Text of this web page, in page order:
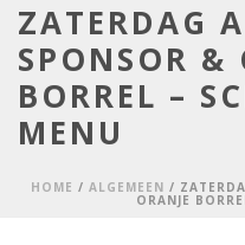
ZATERDAG
SPONSOR &
BORREL –
MENU
HOME / ALGEMEEN /
ORANJE